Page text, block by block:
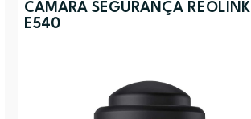
CÂMARA SEGURANÇA REOLINK
E540